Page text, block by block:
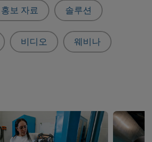
홍보 자료 솔루션
비디오 웨비나